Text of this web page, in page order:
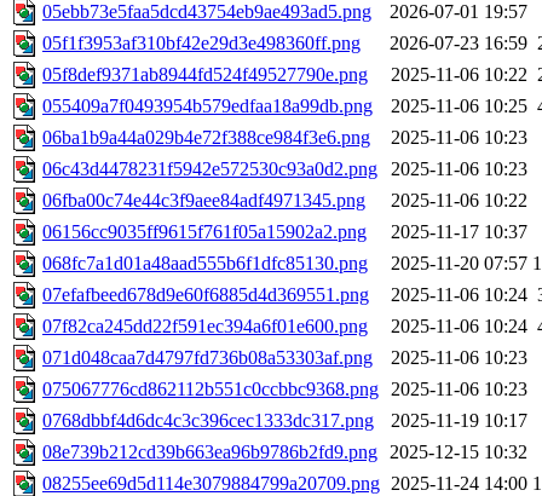
05ebb73e5faa5dcd43754eb9ae493ad5.png
2026-07-01 19:57
05f1f3953af310bf42e29d3e498360ff.png
2026-07-23 16:59
05f8def9371ab8944fd524f49527790e.png
2025-11-06 10:22
055409a7f0493954b579edfaa18a99db.png
2025-11-06 10:25
06ba1b9a44a029b4e72f388ce984f3e6.png
2025-11-06 10:23
06c43d4478231f5942e572530c93a0d2.png
2025-11-06 10:23
06fba00c74e44c3f9aee84adf4971345.png
2025-11-06 10:22
06156cc9035ff9615f761f05a15902a2.png
2025-11-17 10:37
068fc7a1d01a48aad555b6f1dfc85130.png
2025-11-20 07:57
07efafbeed678d9e60f6885d4d369551.png
2025-11-06 10:24
07f82ca245dd22f591ec394a6f01e600.png
2025-11-06 10:24
071d048caa7d4797fd736b08a53303af.png
2025-11-06 10:23
075067776cd862112b551c0ccbbc9368.png 2025-11-06 10:23
0768dbbf4d6dc4c3c396cec1333dc317.png
2025-11-19 10:17
08e739b212cd39b663ea96b9786b2fd9.png 2025-12-15 10:32
08255ee69d5d114e3079884799a20709.png 2025-11-24 14:00